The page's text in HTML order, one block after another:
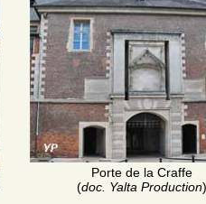
Porte de la Craffe
(doc. Yalta Production)